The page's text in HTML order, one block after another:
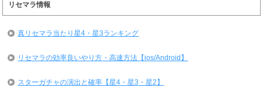
リセマラ情報
真リセマラ当たり星4・星3ランキング
リセマラの効率良いやり方・高速方法【ios/Android】
スターガチャの演出と確率【星4・星3・星2】